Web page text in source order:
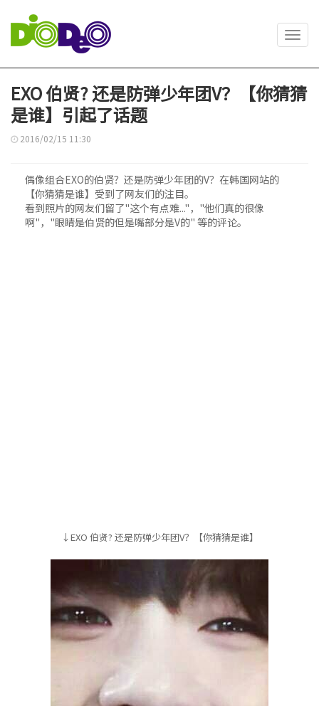
EXO 伯贤? 还是防弹少年团V？【你猜猜
是谁】引起了话题
2016/02/15 11:30
偶像组合EXO的伯贤？还是防弹少年团的V？在韩国网站的
【你猜猜是谁】受到了网友们的注目。
看到照片的网友们留了"这个有点难..."，"他们真的很像
啊"，"眼睛是伯贤的但是嘴部分是V的" 等的评论。
↓EXO 伯贤? 还是防弹少年团V？【你猜猜是谁】